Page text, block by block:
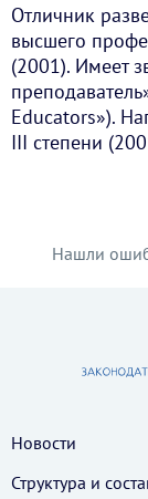
Отличник
высшего
(2001). Имеет
Educators»).
III степени
Нашли
Новости
Структура и